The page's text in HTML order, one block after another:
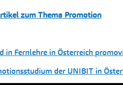
zum Thema Promotion
in Fernlehre in Österreich
der UNIBIT in